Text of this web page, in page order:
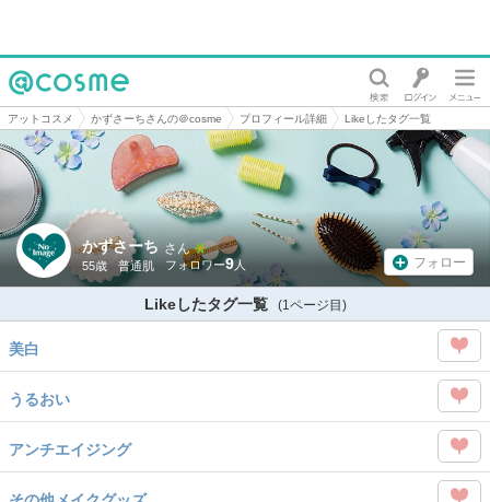
@cosme
アットコスメ かずさーちさんの＠cosme プロフィール詳細 Likeしたタグ一覧
かずさーち さん
55歳 普通肌 9 フォロー
Likeしたタグ一覧 (1ページ目)
美白
この
タグ
を
Like
うるおい
この
タグ
を
アンチエイジング
この